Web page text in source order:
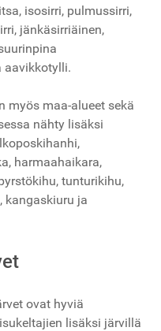
isosirri, pulmussirri,
jänkäsirriäinen,
aavikkotylli.
myös maa-alueet sekä
nähty lisäksi
harmaahaikara,
tunturikihu,
kangaskiuru ja
ovat hyviä
lisäksi järvillä